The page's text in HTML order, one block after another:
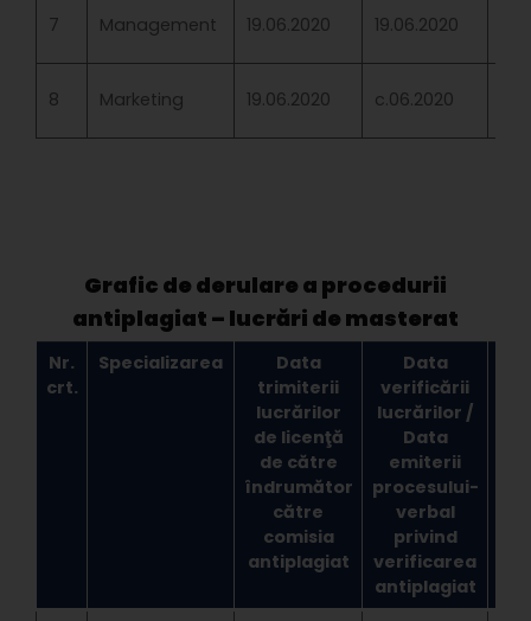
7 Management 19.06.2020 19.06.2020
8 Marketing 19.06.2020 c.06.2020
Grafic de derulare a procedurii
antiplagiat – lucrări de masterat
Nr.
crt.
Specializarea
Data
trimiterii
lucrărilor
de licenţă
de către
îndrumător
către
comisia
antiplagiat
Data
verificării
lucrărilor /
Data
emiterii
procesului-
verbal
privind
verificarea
antiplagiat